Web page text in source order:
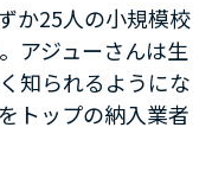
か25人の小規模校
アジューさんは生
知られるようにな
トップの納入業者